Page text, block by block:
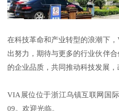
在科技革命和产业转型的浪潮下
出努力，期待与更多的行业伙伴
的企业品质，共同推动科技发展，
VIA展位位于浙江乌镇互联网国
09。欢迎光临。